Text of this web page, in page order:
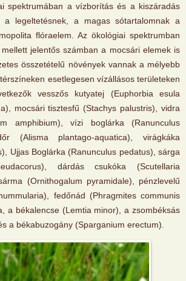
spektrumában a vízborítás és a kiszáradás
a legeltetésnek, a magas sótartalomnak a
flóraelem. Az ökológiai spektrumban
jelentős számban a mocsári elemek is
összetételű növények vannak a mélyebb
esetlegesen vízállásos területeken
vesszős kutyatej (Euphorbia esula
mocsári tisztesfű (Stachys palustris), vidra
amphibium), vízi boglárka (Ranunculus
(Alisma plantago-aquatica), virágkáka
Ujjas Boglárka (Ranunculus pedatus), sárga
dárdás csukóka (Scutellaria
(Ornithogalum pyramidale), pénzlevelű
fedőnád (Phragmites communis
a békalencse (Lemtia minor), a zsombéksás
a békabuzogány (Sparganium erectum).